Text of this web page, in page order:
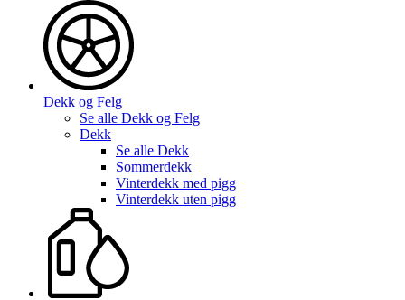
Dekk og Felg
Se alle Dekk og Felg
Dekk
Se alle Dekk
Sommerdekk
Vinterdekk med pigg
Vinterdekk uten pigg